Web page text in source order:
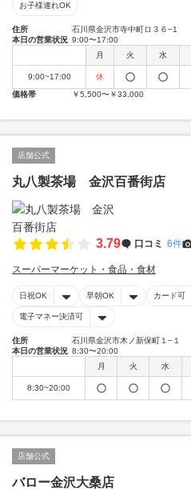
お子様連れOK
住所
石川県金沢市寺中町ロ３６−1
本日の営業状況 9:00〜17:00
月
火 水
9:00~17:00
休
価格帯
￥5,500〜￥33,000
店舗公式
丸八製茶場 金沢百番街店
3.79 口コミ 6件
スーパーマーケット・食品・食材
日祝OK 早朝OK カード可
電子マネー決済可
住所
石川県金沢市木ノ新保町１−１
本日の営業状況 8:30〜20:00
月
火 水
8:30~20:00
店舗公式
バロー金沢大桑店